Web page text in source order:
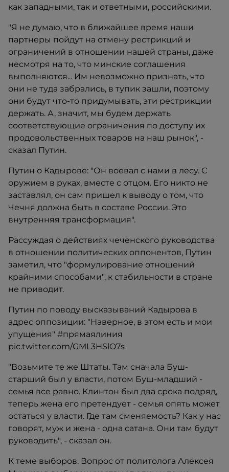
как западными, так и ответными, российскими.
"Я не думаю, что в ближайшее время наши
партнеры пойдут на отмену рестрикций и
ограничений в отношении нашей страны, даже
несмотря на то, что минские соглашения
выполняются... Им невозможно признать, что
они не туда забрались, в тупик зашли, поэтому
они будут что-то придумывать, эти рестрикции
держать. А, значит, мы будем держать
соответствующие ограничения по доступу их
продовольственных товаров на наш рынок", -
сказал Путин.
Путин о Кадырове: "Он воевал с нами в лесу. С
оружием в руках, вместе с отцом. Его никто не
заставлял, он сам пришел к выводу о том, что
Чечня должна быть в составе России. Это
внутренняя трансформация".
Рассуждая о действиях чеченского руководства
в отношении политических оппонентов, Путин
заметил, что "формулирование отношений
крайними способами", к стабильности в стране
не приводит.
Путин по поводу высказываний Кадырова в
адрес оппозиции: "Наверное, в этом есть и мои
упущения" #прямаялиния
pic.twitter.com/GML3HSlO7s
"Возьмите те же Штаты. Там сначала Буш-
старший был у власти, потом Буш-младший -
семья все равно. Клинтон был два срока подряд,
теперь жена его претендует - семья опять может
остаться у власти. Где там сменяемость? Как у нас
говорят, муж и жена - одна сатана. Они там будут
руководить", - сказал он.
К теме выборов. Вопрос от политолога Алексея